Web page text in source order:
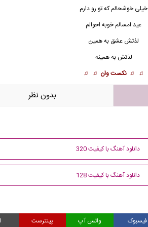
خیلی خوشحالم که تو رو دارم
عید امسالم خوبه احوالم
لذتش عشق به همین
لذتش به همینه
♫ ♫ نکست وان ♫ ♫
بدون نظر
دانلود آهنگ با کیفیت 320
دانلود آهنگ با کیفیت 128
فیسبوک واتس آپ پینترست